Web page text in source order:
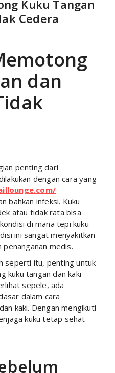
Kuku Tangan
Cedera
dan
penting dari
dengan cara yang
bahkan infeksi. Kuku
atau tidak rata bisa
di mana tepi kuku
ini sangat menyakitkan
medis.
seperti itu, penting untuk
kuku tangan dan kaki
sepele, ada
dalam cara
kaki. Dengan mengikuti
kuku tetap sehat